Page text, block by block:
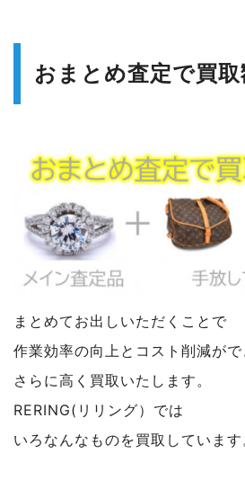
おまとめ査定で買
まとめてお出しいただくことで
作業効率の向上とコスト削減がで
さらに高く買取いたします。
RERING(リリング）では
いろなんなものを買取しています